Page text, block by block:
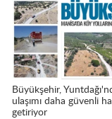
Büyükşehir,
ulaşımı daha güvenli
getiriyor